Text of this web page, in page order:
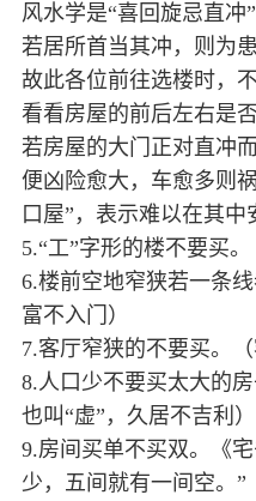
风水学是“喜回旋忌直冲
若居所首当其冲，则为
故此各位前往选楼时，
看看房屋的前后左右是
若房屋的大门正对直冲
便凶险愈大，车愈多则
口屋”，表示难以在其中
5.“工”字形的楼不要买
6.楼前空地窄狭若一条
富不入门）
7.客厅窄狭的不要买。（
8.人口少不要买太大的
也叫“虚”，久居不吉利）
9.房间买单不买双。《
少，五间就有一间空。”